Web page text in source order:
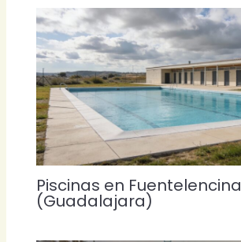
Piscinas en Fuentelencina
(Guadalajara)